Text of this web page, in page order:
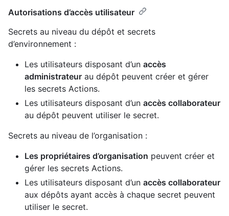
Autorisations d’accès utilisateur
Secrets au niveau du dépôt et secrets
d’environnement :
Les utilisateurs disposant d’un accès
administrateur au dépôt peuvent créer et gérer
les secrets Actions.
Les utilisateurs disposant d’un accès collaborateur
au dépôt peuvent utiliser le secret.
Secrets au niveau de l’organisation :
Les propriétaires d’organisation peuvent créer et
gérer les secrets Actions.
Les utilisateurs disposant d’un accès collaborateur
aux dépôts ayant accès à chaque secret peuvent
utiliser le secret.